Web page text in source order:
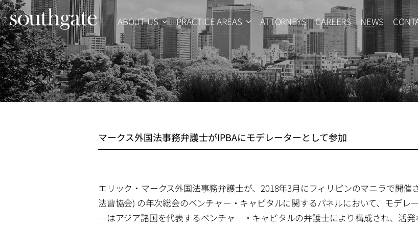
Skip
to
content
ABOUT US PRACTICE AREAS ATTORNEYS CAREERS NEWS
マークス外国法事務弁護士がIPBAにモデレーターとして参加
エリック・マークス外国法事務弁護士が、2018年3月にフィリピンのマニラで開催
法曹協会) の年次総会のベンチャー・キャピタルに関するパネルにおいて、モデレ
ーはアジア諸国を代表するベンチャー・キャピタルの弁護士により構成され、活発